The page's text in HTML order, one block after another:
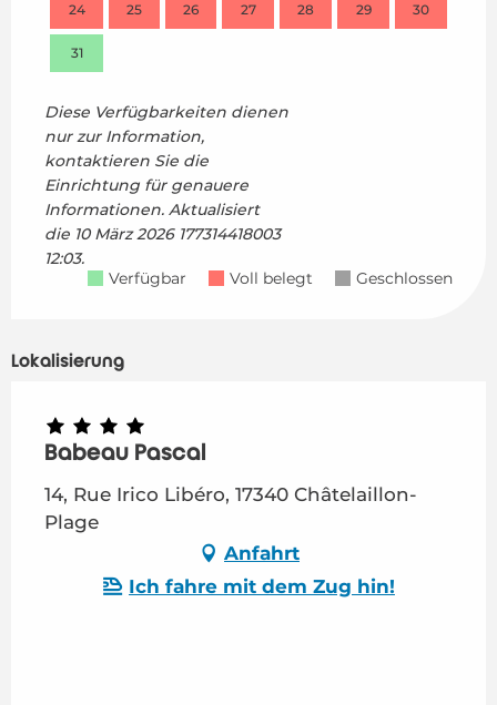
24 25 26 27 28 29 30
31
Diese Verfügbarkeiten dienen
nur zur Information,
kontaktieren Sie die
Einrichtung für genauere
Informationen. Aktualisiert
die 10 März 2026 177314418003
12:03.
Verfügbar
Voll belegt Geschlossen
Lokalisierung
Babeau Pascal
14, Rue Irico Libéro, 17340 Châtelaillon-
Plage
Anfahrt
Ich fahre mit dem Zug hin!